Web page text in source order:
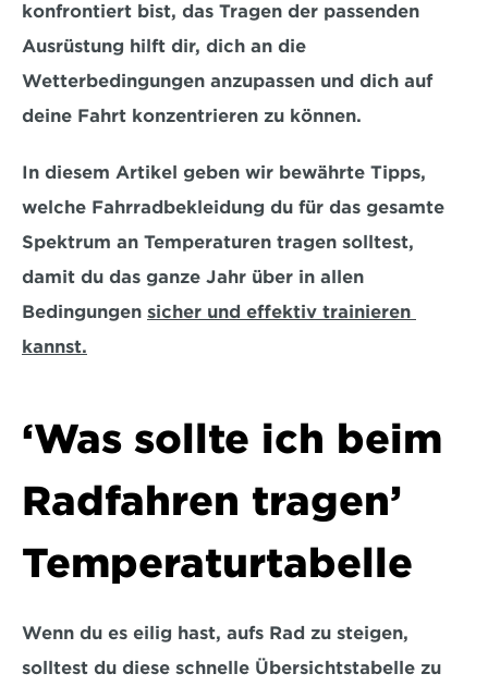
konfrontiert bist, das Tragen der passenden
Ausrüstung hilft dir, dich an die
Wetterbedingungen anzupassen und dich auf
deine Fahrt konzentrieren zu können.
In diesem Artikel geben wir bewährte Tipps,
welche Fahrradbekleidung du für das gesamte
Spektrum an Temperaturen tragen solltest,
damit du das ganze Jahr über in allen
Bedingungen sicher und effektiv trainieren
kannst.
‘Was sollte ich beim
Radfahren tragen’
Temperaturtabelle
Wenn du es eilig hast, aufs Rad zu steigen,
solltest du diese schnelle Übersichtstabelle zu